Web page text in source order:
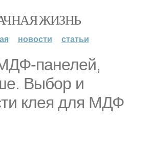
ЖИЗНЬ
новости статьи
панелей,
Выбор и
клея для МДФ